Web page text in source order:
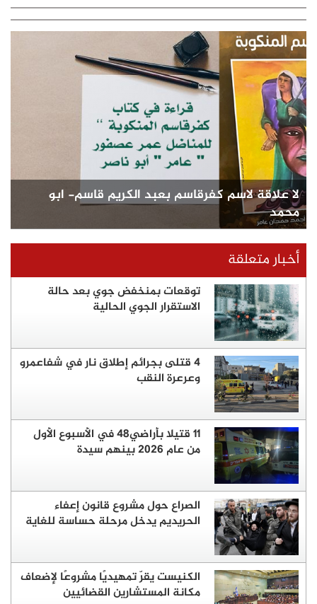
لا علاقة لاسم كفرقاسم بعبد الكريم قاسم- ابو
محمد
أخبار متعلقة
توقعات بمنخفض جوي بعد حالة
الاستقرار الجوي الحالية
4 قتلى بجرائم إطلاق نار في شفاعمرو
وعرعرة النقب
11 قتيلا بأراضي48 في الأسبوع الأول
من عام 2026 بينهم سيدة
الصراع حول مشروع قانون إعفاء
الحريديم يدخل مرحلة حساسة للغاية
الكنيست يقرّ تمهيديًا مشروعًا لإضعاف
مكانة المستشارين القضائيين